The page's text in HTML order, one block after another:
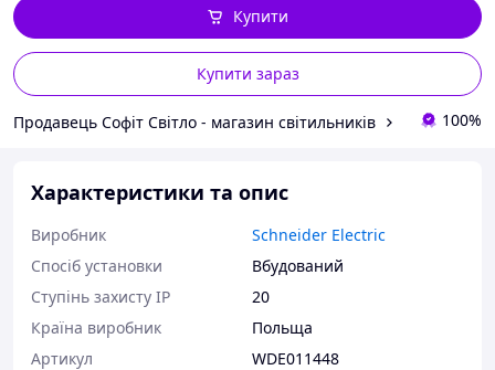
Купити зараз
Купити
Продавець Софіт Світло - магазин світильників 100%
Характеристики та опис
Виробник
Schneider Electric
Спосіб установки
Вбудований
Ступінь захисту IP
20
Країна виробник
Польща
Артикул
WDE011448